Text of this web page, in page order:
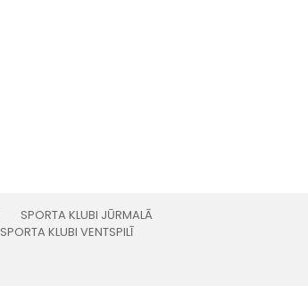
SPORTA KLUBI JŪRMALĀ
SPORTA KLUBI VENTSPILĪ